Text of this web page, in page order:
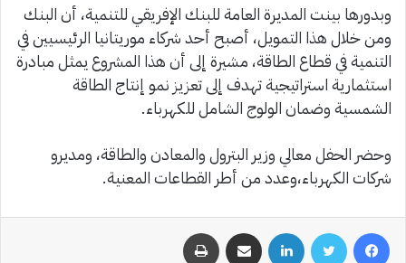
وبدورها بينت المديرة العامة للبنك الإفريقي للتنمية، أن البنك
ومن خلال هذا التمويل، أصبح أحد شركاء موريتانيا الرئيسيين في
التنمية في قطاع الطاقة، مشيرة إلى أن هذا المشروع يمثل مبادرة
استثمارية استراتيجية تهدف إلى تعزيز نمو إنتاج الطاقة
الشمسية وضمان الولوج الشامل للكهرباء.
وحضر الحفل معالي وزير البترول والمعادن والطاقة، ومديرو
شركات الكهرباء،وعدد من أطر القطاعات المعنية.
فيسبوك تويتر لينكدإن مشاركة عبر البريد طباعة